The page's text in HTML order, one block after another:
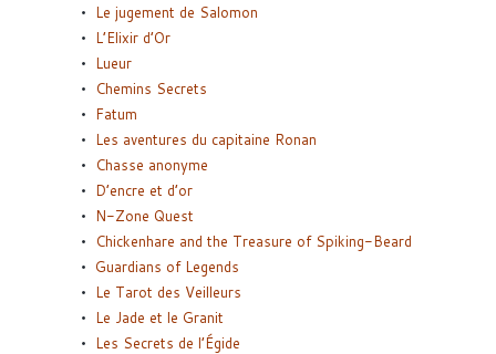
Le jugement de Salomon
L’Elixir d’Or
Lueur
Chemins Secrets
Fatum
Les aventures du capitaine Ronan
Chasse anonyme
D’encre et d’or
N-Zone Quest
Chickenhare and the Treasure of Spiking-Beard
Guardians of Legends
Le Tarot des Veilleurs
Le Jade et le Granit
Les Secrets de l’Égide